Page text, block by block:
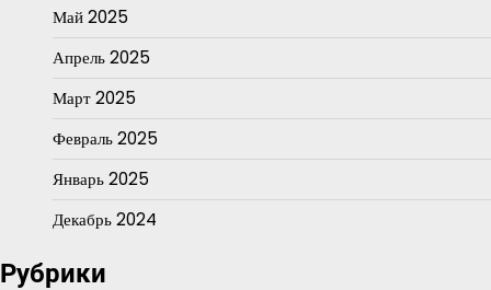
Май 2025
Апрель 2025
Март 2025
Февраль 2025
Январь 2025
Декабрь 2024
Рубрики